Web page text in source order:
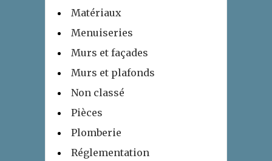
Matériaux
Menuiseries
Murs et façades
Murs et plafonds
Non classé
Pièces
Plomberie
Réglementation